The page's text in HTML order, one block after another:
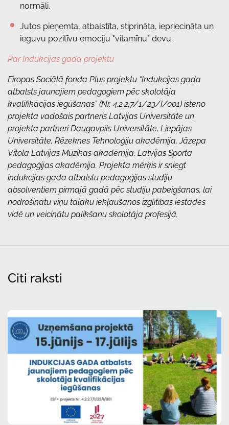
normāli.
Jutos pieņemta, atbalstīta, stiprināta, iepriecināta un
ieguvu pozitīvu emociju "vitamīnu" devu.
Par Indukcijas gada projektu
Eiropas Sociālā fonda Plus projektu “Indukcijas gada
atbalsts jaunajiem pedagogiem pēc skolotāja
kvalifikācijas iegūšanas” (Nr. 4.2.2.7/1/23/I/001) īsteno
projekta vadošais partneris Latvijas Universitāte un
projekta partneri Daugavpils Universitāte, Liepājas
Universitāte, Rēzeknes Tehnoloģiju akadēmija, Jāzepa
Vītola Latvijas Mūzikas akadēmija, Latvijas Sporta
pedagoģijas akadēmija. Projekta mērķis ir sniegt
indukcijas gada atbalstu pedagoģijas studiju
absolventiem pirmajā gadā pēc studiju pabeigšanas, lai
nodrošinātu viņu tālāku iekļaušanos izglītības iestādes
vidē un veicinātu palikšanu skolotāja profesijā.
Citi raksti